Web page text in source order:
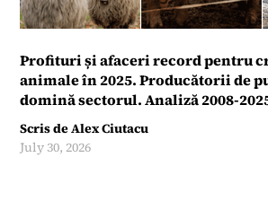
Profituri și afaceri record pentru
animale în 2025. Producătorii de
domină sectorul. Analiză 2008-
Scris deAlex Ciutacu
July 30, 2026